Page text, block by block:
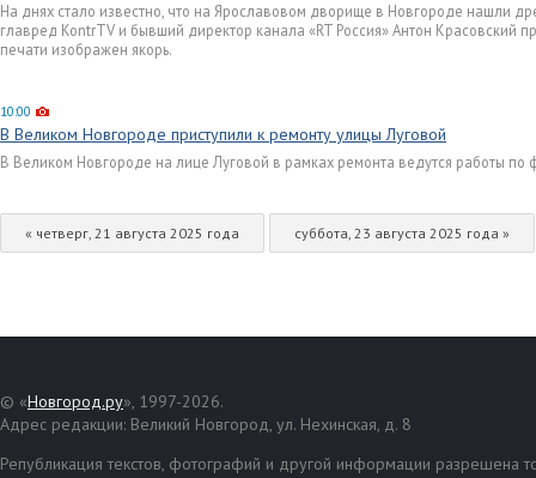
На днях стало известно, что на Ярославовом дворище в Новгороде нашли
главред KontrTV и бывший директор канала «RT Россия» Антон Красовский
печати изображен якорь.
10:00
В Великом Новгороде приступили к ремонту улицы Луговой
В Великом Новгороде на лице Луговой в рамках ремонта ведутся работы по
« четверг, 21 августа 2025 года суббота, 23 августа 2025 года »
© «Новгород.ру», 1997-2026.
Адрес редакции: Великий Новгород, ул. Нехинская, д. 8
Републикация текстов, фотографий и другой информации разрешена